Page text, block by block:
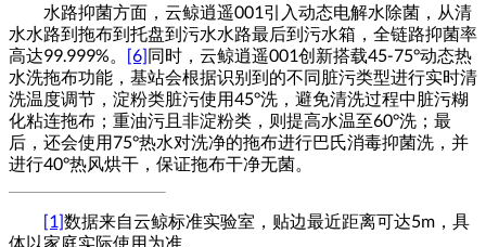
水路抑菌方面，云鲸逍遥001引入动态电解水除菌，从清
水水路到拖布到托盘到污水水路最后到污水箱，全链路抑菌率
高达99.999%。 [6]同时，云鲸逍遥001创新搭载45-75°动态热
水洗拖布功能，基站会根据识别到的不同脏污类型进行实时清
洗温度调节，淀粉类脏污使用45°洗，避免清洗过程中脏污糊
化粘连拖布；重油污且非淀粉类，则提高水温至60°洗；最
后，还会使用75°热水对洗净的拖布进行巴氏消毒抑菌洗，并
进行40°热风烘干，保证拖布干净无菌。
[1]数据来自云鲸标准实验室，贴边最近距离可达5m ，具
体以家庭实际使用为准。